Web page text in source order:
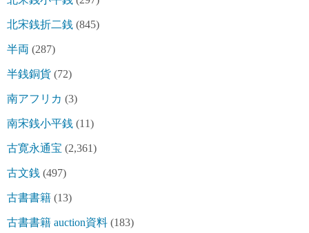
北宋銭折二銭 (845)
半両 (287)
半銭銅貨 (72)
南アフリカ (3)
南宋銭小平銭 (11)
古寛永通宝 (2,361)
古文銭 (497)
古書書籍 (13)
古書書籍 auction資料 (183)